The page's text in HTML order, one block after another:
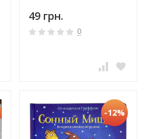
49 грн.
0
-12%